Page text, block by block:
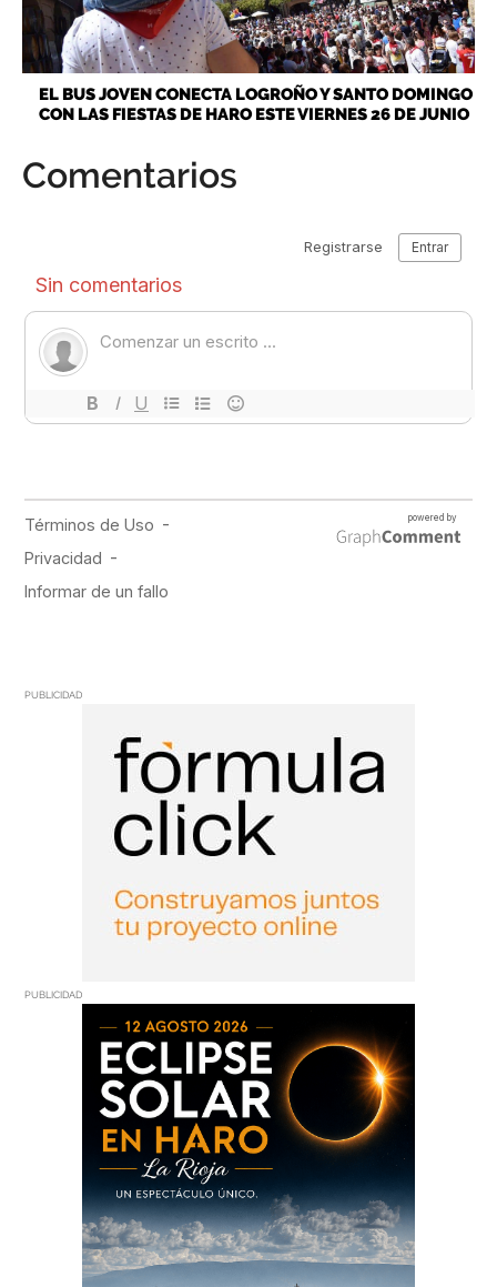
EL BUS JOVEN CONECTA LOGROÑO Y SANTO DOMINGO
CON LAS FIESTAS DE HARO ESTE VIERNES 26 DE JUNIO
Comentarios